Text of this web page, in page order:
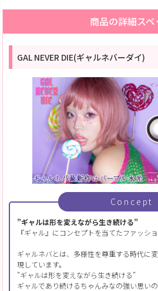
商品の詳細スペ
GAL NEVER DIE(ギャルネバーダイ)
Concept
”ギャルは形を変えながら生き続ける”
『ギャル』にコンセプトを当てたファッシ
ギャルネバとは、多様性を尊重する時代に
現しています。
”ギャルは形を変えながら生き続ける”
ギャルであり続けるちゃんみなの強い思いの